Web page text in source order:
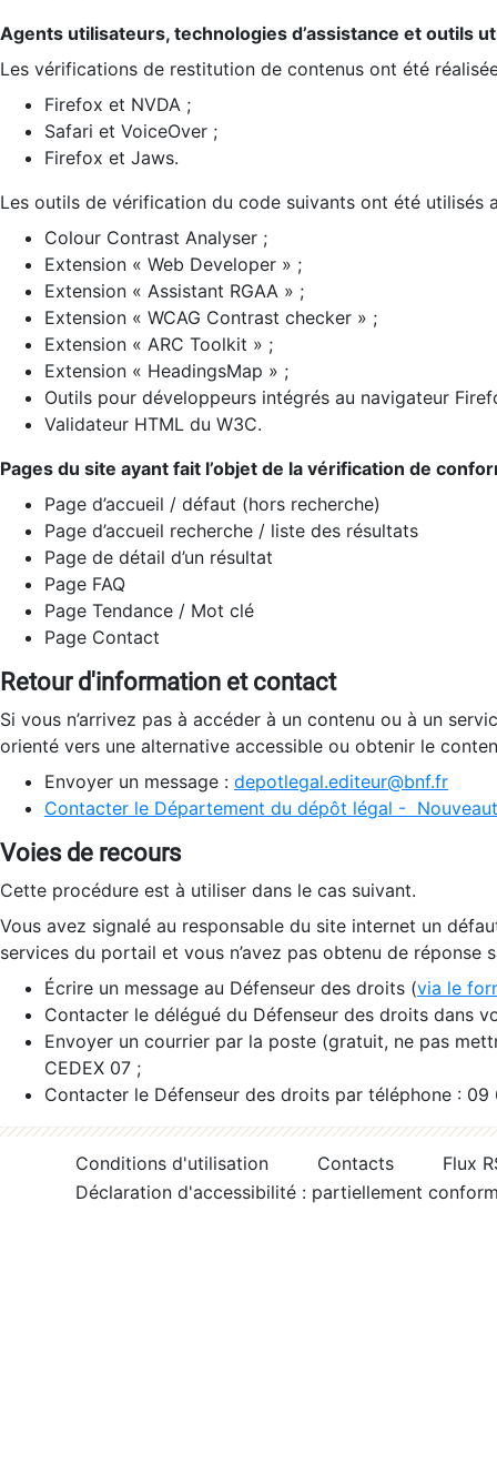
Agents utilisateurs, technologies d’assistance et outils
Les vérifications de restitution de contenus ont été
Firefox et NVDA ;
Safari et VoiceOver ;
Firefox et Jaws.
Les outils de vérification du code suivants ont été utilisés
Colour Contrast Analyser ;
Extension « Web Developer » ;
Extension « Assistant RGAA » ;
Extension « WCAG Contrast checker » ;
Extension « ARC Toolkit » ;
Extension « HeadingsMap » ;
Outils pour développeurs intégrés au navigateur
Validateur HTML du W3C.
Pages du site ayant fait l’objet de la vérification de
Page d’accueil / défaut (hors recherche)
Page d’accueil recherche / liste des résultats
Page de détail d’un résultat
Page FAQ
Page Tendance / Mot clé
Page Contact
Retour d'information et contact
Si vous n’arrivez pas à accéder à un contenu ou à un
orienté vers une alternative accessible ou obtenir le
Envoyer un message : depotlegal.editeur@bnf.fr
Contacter le Département du dépôt légal -
Voies de recours
Cette procédure est à utiliser dans le cas suivant.
Vous avez signalé au responsable du site internet un
services du portail et vous n’avez pas obtenu de réponse
Écrire un message au Défenseur des droits (via le
Contacter le délégué du Défenseur des droits dans
Envoyer un courrier par la poste (gratuit, ne pas
CEDEX 07 ;
Contacter le Défenseur des droits par téléphone :
Conditions d'utilisation Contacts
Flux
Déclaration d'accessibilité : partiellement